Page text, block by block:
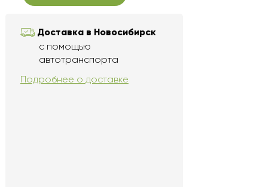
Доставка в Новосибирск
с помощью
автотранспорта
Подробнее о доставке